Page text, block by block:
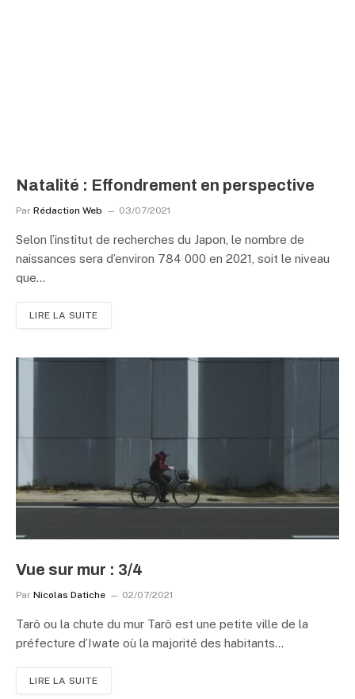
Natalité : Effondrement en perspective
Par Rédaction Web 03/07/2021
Selon l’institut de recherches du Japon, le nombre de
naissances sera d’environ 784 000 en 2021, soit le niveau
que…
LIRE LA SUITE
Vue sur mur : 3/4
Par Nicolas Datiche 02/07/2021
Tarô ou la chute du mur Tarô est une petite ville de la
préfecture d’Iwate où la majorité des habitants…
LIRE LA SUITE